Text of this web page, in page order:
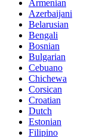
Armenian
Azerbaijani
Belarusian
Bengali
Bosnian
Bulgarian
Cebuano
Chichewa
Corsican
Croatian
Dutch
Estonian
Filipino